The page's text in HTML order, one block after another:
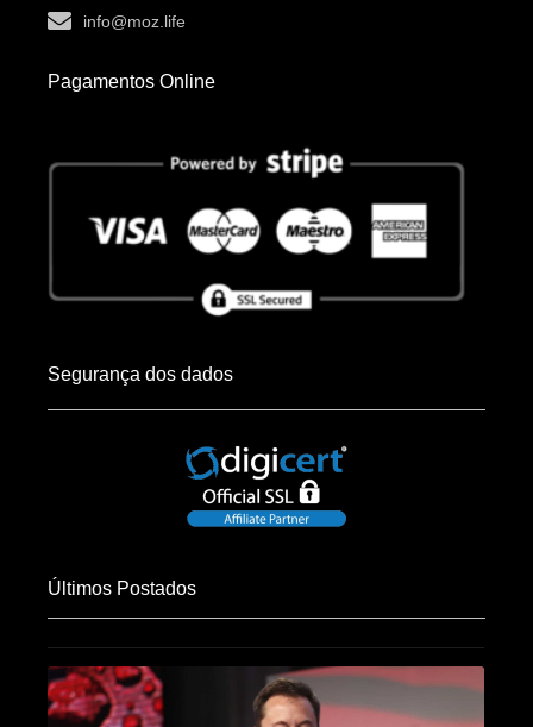
info@moz.life
Pagamentos Online
Segurança dos dados
Últimos Postados